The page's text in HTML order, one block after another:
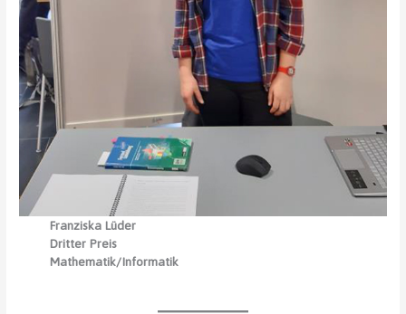
Franziska Lüder
Dritter Preis
Mathematik/Informatik